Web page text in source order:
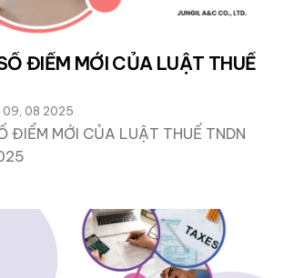
ĐIỂM MỚI CỦA LUẬT THUẾ
09, 08 2025
ĐIỂM MỚI CỦA LUẬT THUẾ TNDN